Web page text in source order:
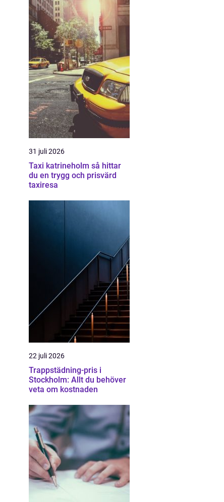
31 juli 2026
Taxi katrineholm så hittar
du en trygg och prisvärd
taxiresa
22 juli 2026
Trappstädning-pris i
Stockholm: Allt du behöver
veta om kostnaden